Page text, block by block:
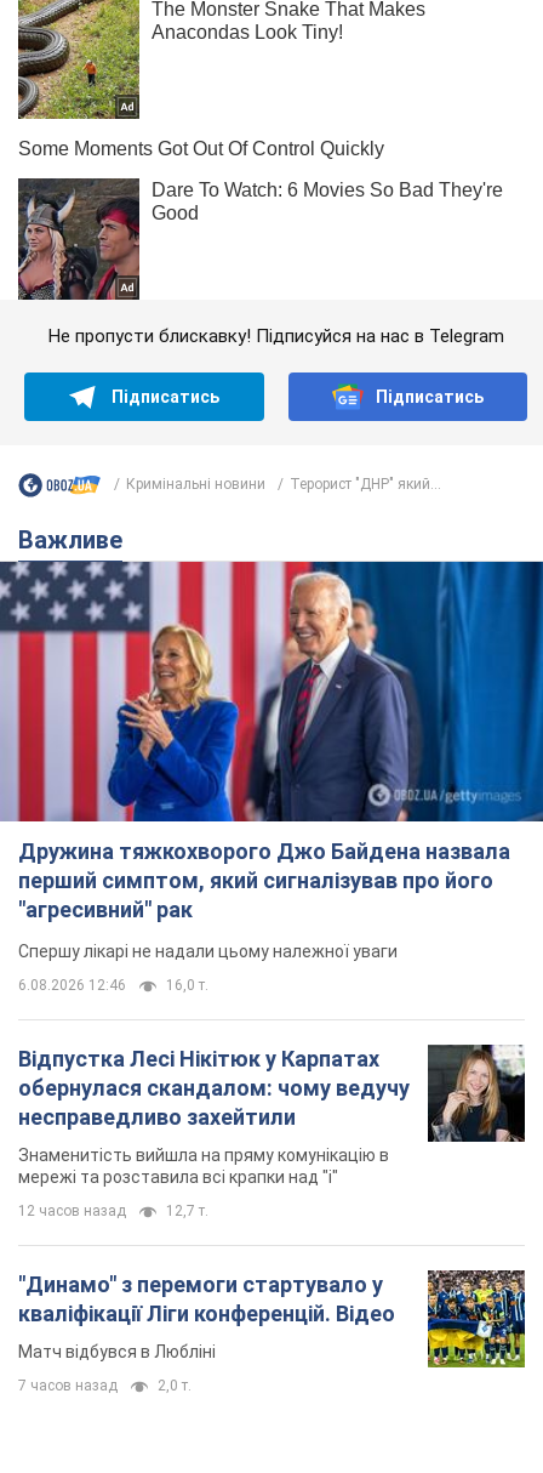
Не пропусти блискавку! Підписуйся на нас в Telegram
Підписатись Підписатись
Кримінальні новини Терорист "ДНР" який...
Важливе
Дружина тяжкохворого Джо Байдена назвала
перший симптом, який сигналізував про його
"агресивний" рак
Спершу лікарі не надали цьому належної уваги
6.08.2026 12:46 16,0 т.
Відпустка Лесі Нікітюк у Карпатах
обернулася скандалом: чому ведучу
несправедливо захейтили
Знаменитість вийшла на пряму комунікацію в
мережі та розставила всі крапки над "і"
12 часов назад 12,7 т.
"Динамо" з перемоги стартувало у
кваліфікації Ліги конференцій. Відео
Матч відбувся в Любліні
7 часов назад 2,0 т.